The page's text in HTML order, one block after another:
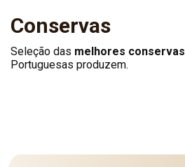
Conservas
Seleção das melhores conservas
Portuguesas produzem.